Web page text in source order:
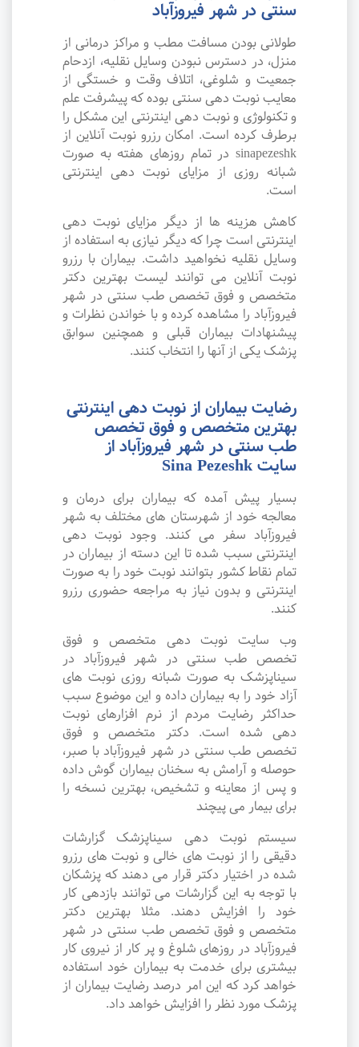
سنتی در شهر فیروزآباد
طولانی بودن مسافت مطب و مراکز درمانی از
منزل، در دسترس نبودن وسایل نقلیه، ازدحام
جمعیت و شلوغی، اتلاف وقت و خستگی از
معایب نوبت دهی سنتی بوده که پیشرفت علم
و تکنولوژی و نوبت دهی اینترنتی این مشکل را
برطرف کرده است. امکان رزرو نوبت آنلاین از
sinapezeshk در تمام روزهای هفته به صورت
شبانه روزی از مزایای نوبت دهی اینترنتی
است.
کاهش هزینه ها از دیگر مزایای نوبت دهی
اینترنتی است چرا که دیگر نیازی به استفاده از
وسایل نقلیه نخواهید داشت. بیماران با رزرو
نوبت آنلاین می توانند لیست بهترین دکتر
متخصص و فوق تخصص طب سنتی در شهر
فیروزآباد را مشاهده کرده و با خواندن نظرات و
پیشنهادات بیماران قبلی و همچنین سوابق
پزشک یکی از آنها را انتخاب کنند.
رضایت بیماران از نوبت دهی اینترنتی
بهترین متخصص و فوق تخصص
طب سنتی در شهر فیروزآباد از
سایت Sina Pezeshk
بسیار پیش آمده که بیماران برای درمان و
معالجه خود از شهرستان های مختلف به شهر
فیروزآباد سفر می کنند. وجود نوبت دهی
اینترنتی سبب شده تا این دسته از بیماران در
تمام نقاط کشور بتوانند نوبت خود را به صورت
اینترنتی و بدون نیاز به مراجعه حضوری رزرو
کنند.
وب سایت نوبت دهی متخصص و فوق
تخصص طب سنتی در شهر فیروزآباد در
سیناپزشک به صورت شبانه روزی نوبت های
آزاد خود را به بیماران داده و این موضوع سبب
حداکثر رضایت مردم از نرم افزارهای نوبت
دهی شده است. دکتر متخصص و فوق
تخصص طب سنتی در شهر فیروزآباد با صبر،
حوصله و آرامش به سخنان بیماران گوش داده
و پس از معاینه و تشخیص، بهترین نسخه را
برای بیمار می پیچند
سیستم نوبت دهی سیناپزشک گزارشات
دقیقی را از نوبت های خالی و نوبت های رزرو
شده در اختیار دکتر قرار می دهند که پزشکان
با توجه به این گزارشات می توانند بازدهی کار
خود را افزایش دهند. مثلا بهترین دکتر
متخصص و فوق تخصص طب سنتی در شهر
فیروزآباد در روزهای شلوغ و پر کار از نیروی کار
بیشتری برای خدمت به بیماران خود استفاده
خواهد کرد که این امر درصد رضایت بیماران از
پزشک مورد نظر را افزایش خواهد داد.